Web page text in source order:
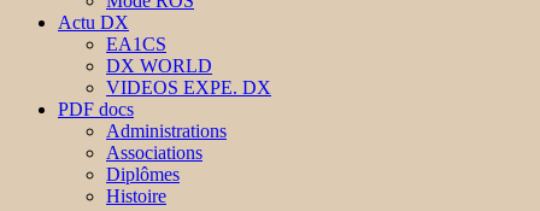
Actu DX
EA1CS
DX WORLD
VIDEOS EXPE. DX
PDF docs
Administrations
Associations
Diplômes
Histoire